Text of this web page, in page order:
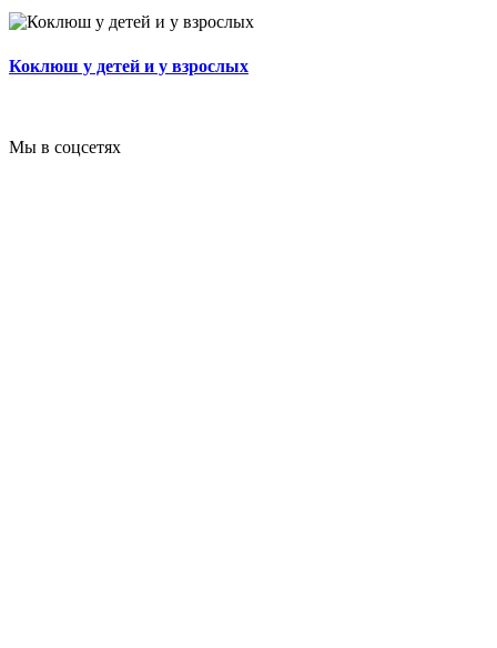
Коклюш у детей и у взрослых
Мы в соцсетях